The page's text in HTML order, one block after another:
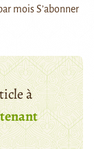
mois S’abonner
à